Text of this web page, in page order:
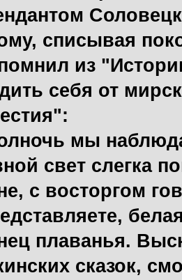
списывая
из
себя от
мы
свет слегка
с восторгом
плаванья.
сказок,